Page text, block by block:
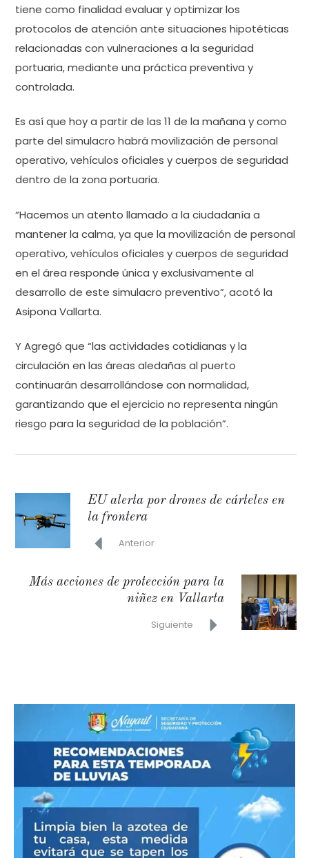
tiene como finalidad evaluar y optimizar los
protocolos de atención ante situaciones hipotéticas
relacionadas con vulneraciones a la seguridad
portuaria, mediante una práctica preventiva y
controlada.
Es así que hoy a partir de las 11 de la mañana y como
parte del simulacro habrá movilización de personal
operativo, vehículos oficiales y cuerpos de seguridad
dentro de la zona portuaria.
“Hacemos un atento llamado a la ciudadanía a
mantener la calma, ya que la movilización de personal
operativo, vehículos oficiales y cuerpos de seguridad
en el área responde única y exclusivamente al
desarrollo de este simulacro preventivo”, acotó la
Asipona Vallarta.
Y Agregó que “las actividades cotidianas y la
circulación en las áreas aledañas al puerto
continuarán desarrollándose con normalidad,
garantizando que el ejercicio no representa ningún
riesgo para la seguridad de la población”.
EU alerta por drones de cárteles en
la frontera
Anterior
Más acciones de protección para la
niñez en Vallarta
Siguiente